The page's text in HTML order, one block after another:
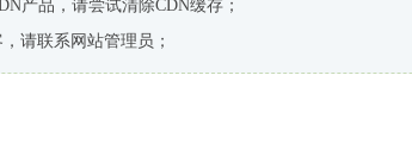
产品，请尝试清除CDN缓存；
请联系网站管理员；